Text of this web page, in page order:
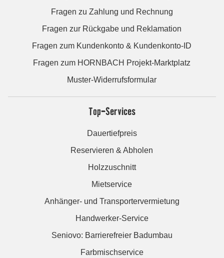
Fragen zu Zahlung und Rechnung
Fragen zur Rückgabe und Reklamation
Fragen zum Kundenkonto & Kundenkonto-ID
Fragen zum HORNBACH Projekt-Marktplatz
Muster-Widerrufsformular
Top-Services
Dauertiefpreis
Reservieren & Abholen
Holzzuschnitt
Mietservice
Anhänger- und Transportervermietung
Handwerker-Service
Seniovo: Barrierefreier Badumbau
Farbmischservice